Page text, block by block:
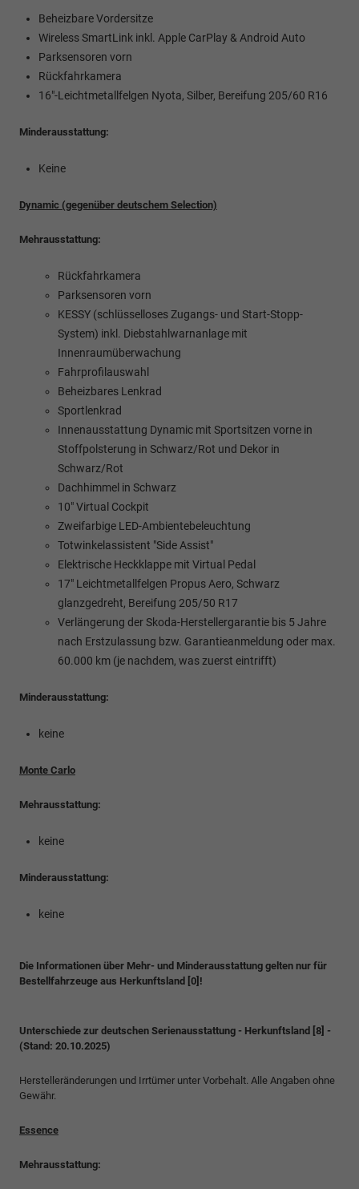
Beheizbare Vordersitze
Wireless SmartLink inkl. Apple CarPlay & Android Auto
Parksensoren vorn
Rückfahrkamera
16"-Leichtmetallfelgen Nyota, Silber, Bereifung 205/60 R16
Minderausstattung:
Keine
Dynamic (gegenüber deutschem Selection)
Mehrausstattung:
Rückfahrkamera
Parksensoren vorn
KESSY (schlüsselloses Zugangs- und Start-Stopp-
System) inkl. Diebstahlwarnanlage mit
Innenraumüberwachung
Fahrprofilauswahl
Beheizbares Lenkrad
Sportlenkrad
Innenausstattung Dynamic mit Sportsitzen vorne in
Stoffpolsterung in Schwarz/Rot und Dekor in
Schwarz/Rot
Dachhimmel in Schwarz
10" Virtual Cockpit
Zweifarbige LED-Ambientebeleuchtung
Totwinkelassistent "Side Assist"
Elektrische Heckklappe mit Virtual Pedal
17" Leichtmetallfelgen Propus Aero, Schwarz
glanzgedreht, Bereifung 205/50 R17
Verlängerung der Skoda-Herstellergarantie bis 5 Jahre
nach Erstzulassung bzw. Garantieanmeldung oder max.
60.000 km (je nachdem, was zuerst eintrifft)
Minderausstattung:
keine
Monte Carlo
Mehrausstattung:
keine
Minderausstattung:
keine
Die Informationen über Mehr- und Minderausstattung gelten nur für
Bestellfahrzeuge aus Herkunftsland [0]!
Unterschiede zur deutschen Serienausstattung - Herkunftsland [8] -
(Stand: 20.10.2025)
Herstelleränderungen und Irrtümer unter Vorbehalt. Alle Angaben ohne
Gewähr.
Essence
Mehrausstattung: